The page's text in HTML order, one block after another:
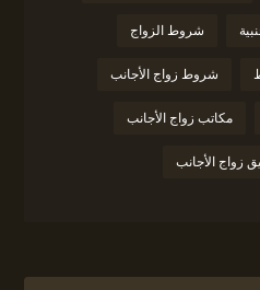
شروط الزواج
شروط زواج الأجانب
مكاتب زواج الأجانب
زواج الأجانب